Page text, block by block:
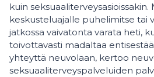
kuin
keskusteluajalle puhelimitse tai
jatkossa vaivatonta varata heti,
toivottavasti madaltaa
yhteyttä neuvolaan, kertoo
seksuaaliterveyspalveluiden